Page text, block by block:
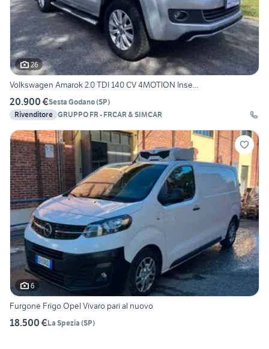
26
Volkswagen Amarok 2.0 TDI 140 CV 4MOTION Inse...
20.900 €Sesta Godano(SP)
Rivenditore GRUPPO FR - FRCAR & SIMCAR
6
Furgone Frigo Opel Vivaro pari al nuovo
18.500 €La Spezia (SP)